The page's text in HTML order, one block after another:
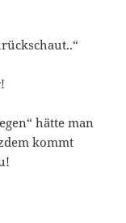
hätte man
kommt